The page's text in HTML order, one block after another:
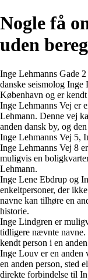
Nogle få
uden
Inge Lehmanns Gade
danske seismolog
København og er
Inge Lehmanns Vej er
Lehmann. Denne vej
anden dansk by, og
Inge Lehmanns Vej 5,
Inge Lehmanns Vej 8
muligvis en
Lehmann.
Inge Lene Ebdrup og
enkeltpersoner, der
navne kan tilhøre en
historie.
Inge Lindgren er
tidligere nævnte navne.
kendt person i en
Inge Louv er en anden
en anden person, sted
direkte forbindelse til